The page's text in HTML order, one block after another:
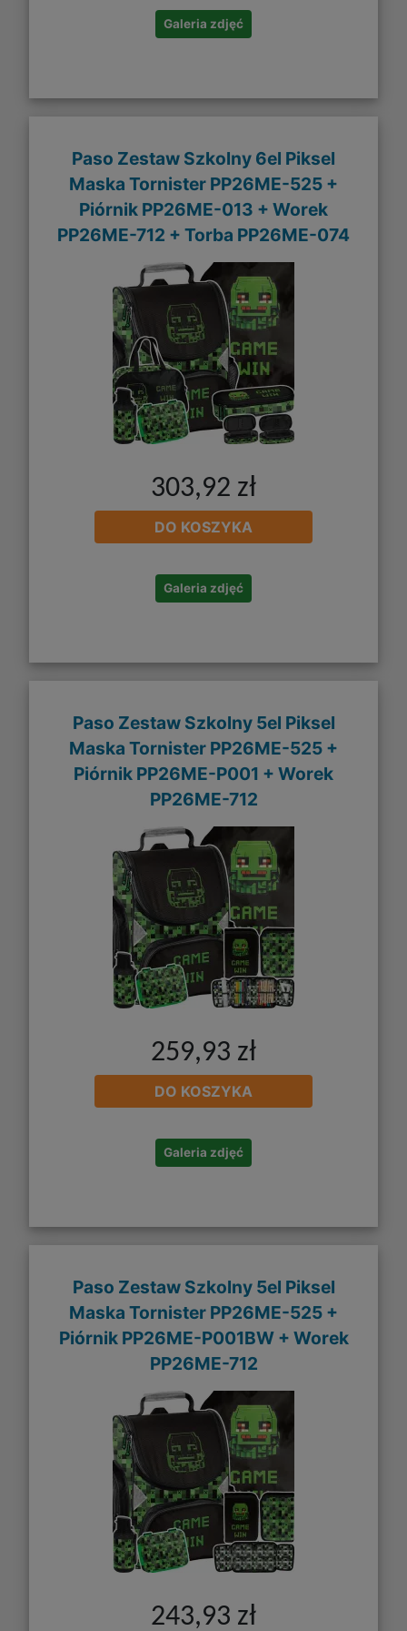
Galeria zdjęć
Paso Zestaw Szkolny 6el Piksel
Maska Tornister PP26ME-525 +
Piórnik PP26ME-013 + Worek
PP26ME-712 + Torba PP26ME-074
303,92 zł
DO KOSZYKA
Galeria zdjęć
Paso Zestaw Szkolny 5el Piksel
Maska Tornister PP26ME-525 +
Piórnik PP26ME-P001 + Worek
PP26ME-712
259,93 zł
DO KOSZYKA
Galeria zdjęć
Paso Zestaw Szkolny 5el Piksel
Maska Tornister PP26ME-525 +
Piórnik PP26ME-P001BW + Worek
PP26ME-712
243,93 zł